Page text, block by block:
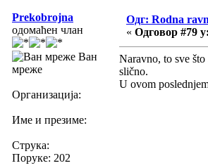
Prekobrojna
одомаћен члан
Ван
мреже
Организација:
Име и презиме:
Струка:
Поруке: 202
Одг: Rodna
« Одговор #79 у:
Naravno, to sve
slično.
U ovom